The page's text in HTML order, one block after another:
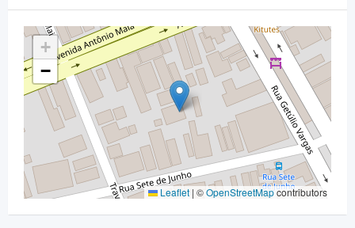
+
−
Leaflet | ©OpenStreetMapcontributors